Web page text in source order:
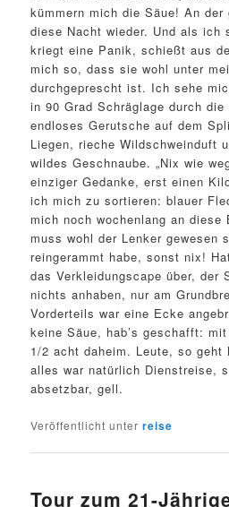
kümmern mich die Säue! An
diese Nacht wieder. Und als ich
kriegt eine Panik, schießt aus
mich so, dass sie wohl unter
durchgeprescht ist. Ich sehe
in 90 Grad Schräglage durch
endloses Gerutsche auf dem
Liegen, rieche Wildschweinduft
wildes Geschnaube. „Nix wie
einziger Gedanke, erst einen
ich mich zu sortieren: blauer
mich noch wochenlang an diese
muss wohl der Lenker gewesen
reingerammt habe, sonst nix!
das Verkleidungscape über, der
nichts anhaben, nur am
Vorderteils war eine Ecke
keine Säue, hab’s geschafft:
1/2 acht daheim. Leute, so
alles war natürlich Dienstreise,
absetzbar, gell.
Veröffentlicht unter reise
Tour zum 21-